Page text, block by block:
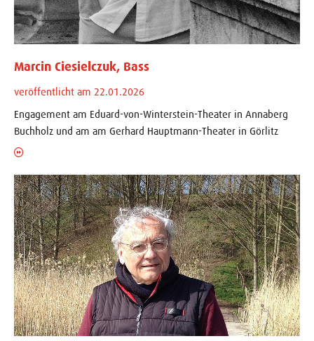
Marcin Ciesielczuk, Bass
veröffentlicht am 22.01.2026
Engagement am Eduard-von-Winterstein-Theater in Annaberg
Buchholz und am am Gerhard Hauptmann-Theater in Görlitz